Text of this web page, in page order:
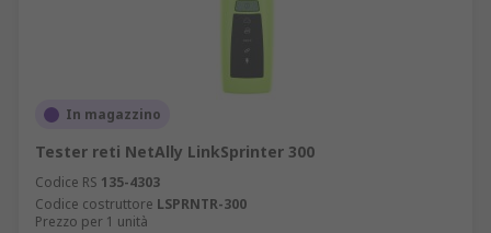
In magazzino
Tester reti NetAlly LinkSprinter 300
Codice RS 135-4303
Codice costruttore LSPRNTR-300
Prezzo per 1 unità